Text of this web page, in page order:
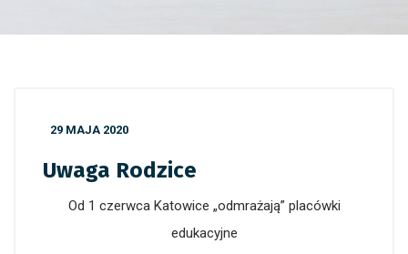
29 MAJA 2020
Uwaga Rodzice
Od 1 czerwca Katowice „odmrażają” placówki
edukacyjne